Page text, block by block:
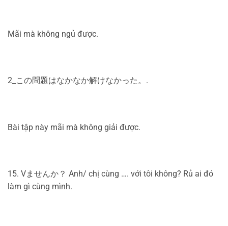
Mãi mà không ngủ được.
2_この問題はなかなか解けなかった。.
Bài tập này mãi mà không giải được.
15. Vませんか？ Anh/ chị cùng …. với tôi không? Rủ ai đó
làm gì cùng mình.